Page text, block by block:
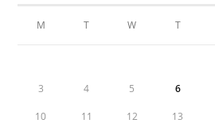
M T W T
3 4 5 6
10 11 12 13